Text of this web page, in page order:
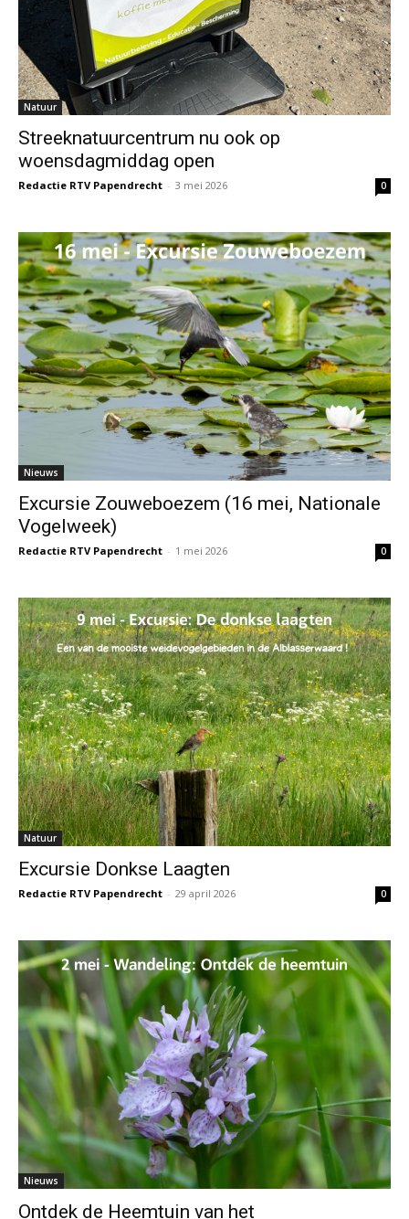
Natuur
Streeknatuurcentrum nu ook op
woensdagmiddag open
Redactie RTV Papendrecht - 3 mei 2026 0
Nieuws
Excursie Zouweboezem (16 mei, Nationale
Vogelweek)
Redactie RTV Papendrecht - 1 mei 2026 0
Natuur
Excursie Donkse Laagten
Redactie RTV Papendrecht - 29 april 2026 0
Nieuws
Ontdek de Heemtuin van het